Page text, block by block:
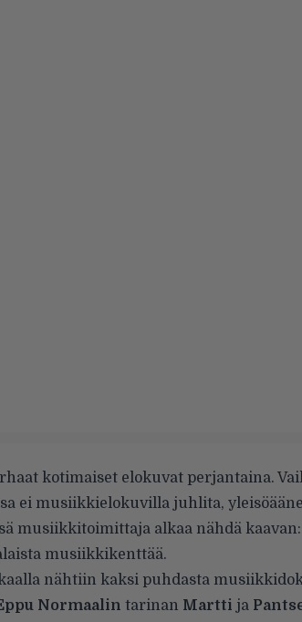
kotimaiset elokuvat perjantaina.
ei musiikkielokuvilla juhlita,
musiikkitoimittaja alkaa nähdä
musiikkikenttää.
nähtiin kaksi puhdasta
Normaalin tarinan Martti ja